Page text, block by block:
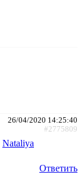
26/04/2020 14:25:40
#2775809
Nataliya
Ответить